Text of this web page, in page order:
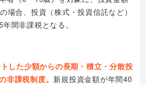
場合、投資（株式・投資信託など）
間非課税となる。
した少額からの長期・積立・分散投
非課税制度。 新規投資金額が年間40